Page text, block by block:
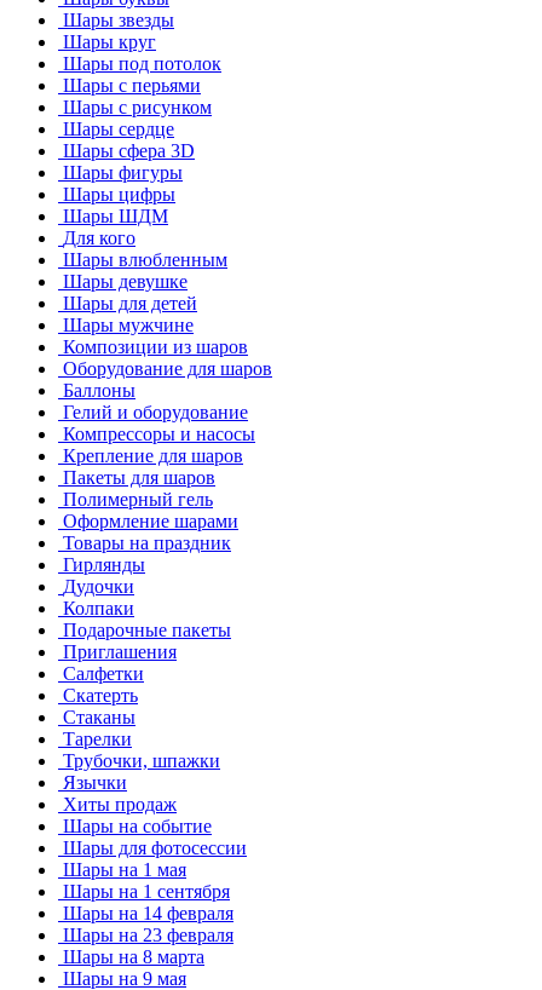
Шары звезды
Шары круг
Шары под потолок
Шары с перьями
Шары с рисунком
Шары сердце
Шары сфера 3D
Шары фигуры
Шары цифры
Шары ШДМ
Для кого
Шары влюбленным
Шары девушке
Шары для детей
Шары мужчине
Композиции из шаров
Оборудование для шаров
Баллоны
Гелий и оборудование
Компрессоры и насосы
Крепление для шаров
Пакеты для шаров
Полимерный гель
Оформление шарами
Товары на праздник
Гирлянды
Дудочки
Колпаки
Подарочные пакеты
Приглашения
Салфетки
Скатерть
Стаканы
Тарелки
Трубочки, шпажки
Язычки
Хиты продаж
Шары на событие
Шары для фотосессии
Шары на 1 мая
Шары на 1 сентября
Шары на 14 февраля
Шары на 23 февраля
Шары на 8 марта
Шары на 9 мая